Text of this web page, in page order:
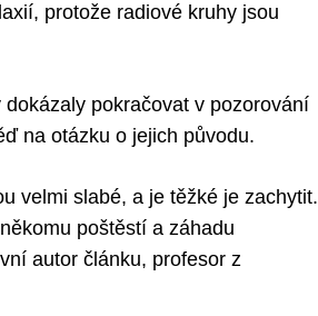
protože radiové kruhy jsou
pokračovat v pozorování
na otázku o jejich původu.
velmi slabé, a je těžké je zachytit.
poštěstí a záhadu
autor článku, profesor z